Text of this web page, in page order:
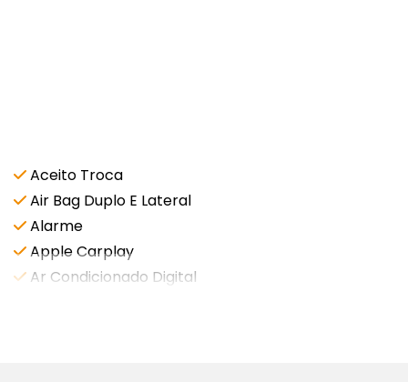
Aceito Troca
Air Bag Duplo E Lateral
Alarme
Apple Carplay
Ar Condicionado Digital